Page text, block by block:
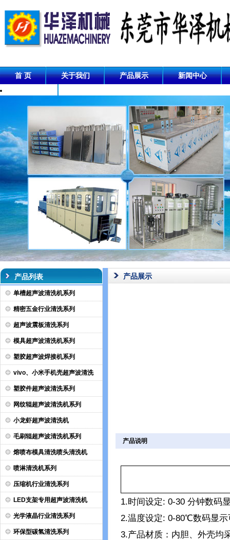
首 页 关于我们 产品展示 新闻中心
产品列表
单槽超声波清洗机系列
精密五金行业清洗系列
超声波震板清洗系列
模具超声波清洗机系列
塑胶超声波焊接机系列
vivo、小米手机壳超声波清洗
塑胶件超声波清洗系列
网纹辊超声波清洗机系列
小龙虾超声波清洗机
毛刷辊超声波清洗机系列
熔喷布模具清洗喷头清洗机
喷淋清洗机系列
压缩机行业清洗系列
LED支架专用超声波清洗机
光学液晶行业清洗系列
环保型碳氢清洗系列
产品展示
产品说明
1.时间设定: 0-30 分钟数码
2.温度设定: 0-80℃数码显示
3.产品材质：内胆、外壳均